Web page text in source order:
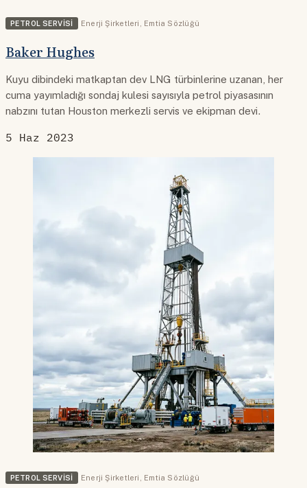
PETROL SERVISI Enerji Şirketleri Emtia Sözlüğü
Baker Hughes
Kuyu dibindeki matkaptan dev LNG türbinlerine uzanan, her
cuma yayımladığı sondaj kulesi sayısıyla petrol piyasasının
nabzını tutan Houston merkezli servis ve ekipman devi.
5 Haz 2023
PETROL SERVISI Enerji Şirketleri Emtia Sözlüğü